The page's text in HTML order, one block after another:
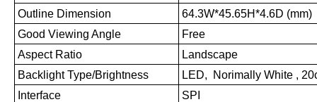
Outline Dimension
64.3W*45.65H*4.6D (mm)
Good Viewing Angle
Free
Aspect Ratio
Landscape
Backlight Type/Brightness
LED, Norimally White ,
Interface
SPI